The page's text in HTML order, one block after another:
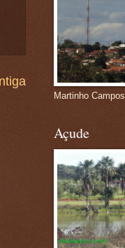
Martinho Campos
Açude